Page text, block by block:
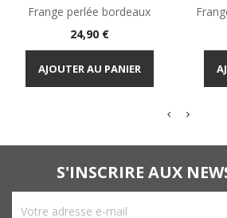
Frange perlée bordeaux
Prix
24,90 €
AJOUTER AU PANIER
S'INSCRIRE AUX